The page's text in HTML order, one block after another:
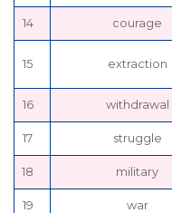
14 courage
15 extraction
16 withdrawal
17 struggle
18 military
19 war